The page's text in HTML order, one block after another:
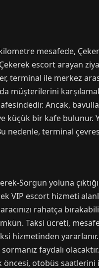
mesafede,
escort arayan
ile merkez
müşterilerini
Ancak,
bir kafe bulunur.
terminal
Sorgun yoluna
VIP escort hizmeti
rahatça
Taksi ücreti,
hizmetinden yararlanır.
faydalı
öncesi, otobüs